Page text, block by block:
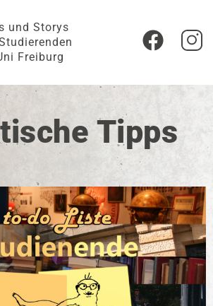
und Storys
Freiburg
Tipps